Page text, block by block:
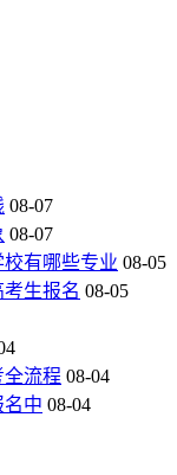
08-07
08-07
有哪些专业 08-05
生报名 08-05
流程 08-04
名中 08-04